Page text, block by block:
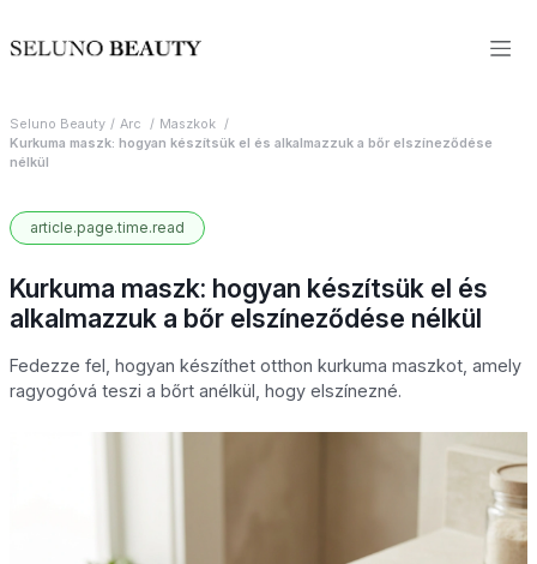
Seluno Beauty Arc
Maszkok
Kurkuma maszk: hogyan készítsük el és alkalmazzuk a bőr elszíneződése
nélkül
article.page.time.read
Kurkuma maszk: hogyan készítsük el és
alkalmazzuk a bőr elszíneződése nélkül
Fedezze fel, hogyan készíthet otthon kurkuma maszkot, amely
ragyogóvá teszi a bőrt anélkül, hogy elszínezné.